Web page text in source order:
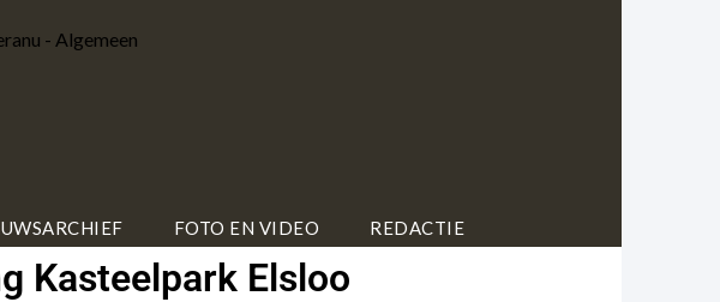
FOTO EN VIDEO REDACTIE
Kasteelpark Elsloo